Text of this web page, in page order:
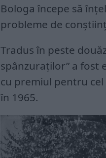
Bologa începe să
probleme de
Tradus în peste
spânzuraților” a fost
cu premiul pentru cel
în 1965.